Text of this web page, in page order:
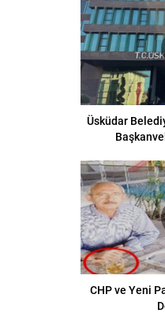
Üsküdar
CHP ve Yeni